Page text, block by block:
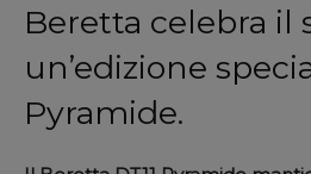
Beretta celebra il
un’edizione
Pyramide.